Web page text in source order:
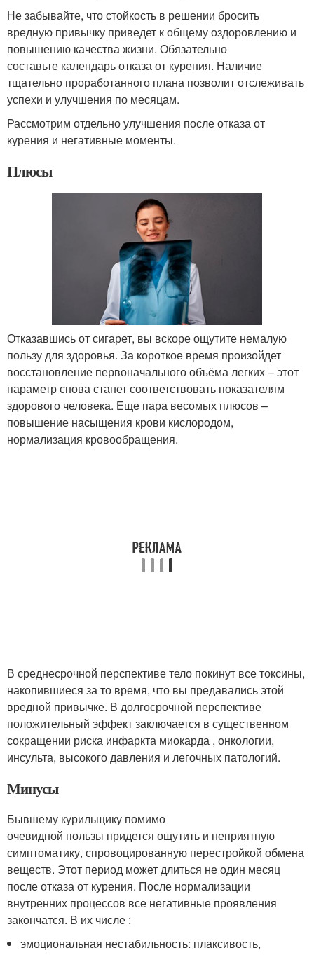
Не забывайте, что стойкость в решении бросить
вредную привычку приведет к общему оздоровлению и
повышению качества жизни. Обязательно
составьте календарь отказа от курения. Наличие
тщательно проработанного плана позволит отслеживать
успехи и улучшения по месяцам.
Рассмотрим отдельно улучшения после отказа от
курения и негативные моменты.
Плюсы
Отказавшись от сигарет, вы вскоре ощутите немалую
пользу для здоровья. За короткое время произойдет
восстановление первоначального объёма легких – этот
параметр снова станет соответствовать показателям
здорового человека. Еще пара весомых плюсов –
повышение насыщения крови кислородом,
нормализация кровообращения.
В среднесрочной перспективе тело покинут все токсины,
накопившиеся за то время, что вы предавались этой
вредной привычке. В долгосрочной перспективе
положительный эффект заключается в существенном
сокращении риска инфаркта миокарда , онкологии,
инсульта, высокого давления и легочных патологий.
Минусы
Бывшему курильщику помимо
очевидной пользы придется ощутить и неприятную
симптоматику, спровоцированную перестройкой обмена
веществ. Этот период может длиться не один месяц
после отказа от курения. После нормализации
внутренних процессов все негативные проявления
закончатся. В их числе :
эмоциональная нестабильность: плаксивость,